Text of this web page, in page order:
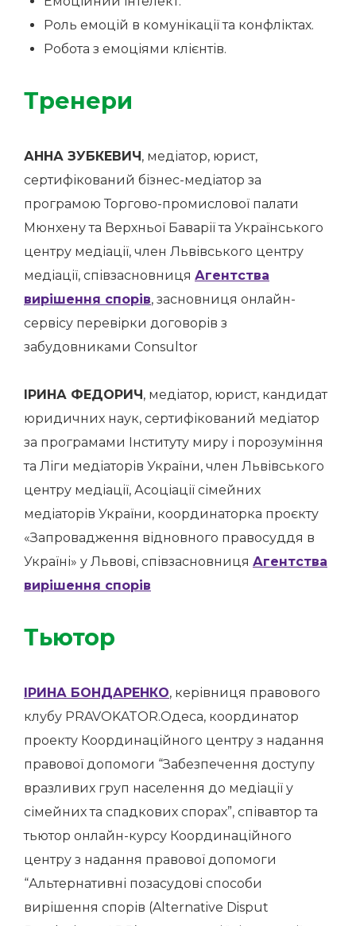
Роль емоцій в комунікації та конфліктах.
Робота з емоціями клієнтів.
Тренери
АННА ЗУБКЕВИЧ, медіатор, юрист,
сертифікований бізнес-медіатор за
програмою Торгово-промислової палати
Мюнхену та Верхньої Баварії та Українського
центру медіації, член Львівського центру
медіації, співзасновниця Агентства
вирішення спорів, засновниця онлайн-
сервісу перевірки договорів з
забудовниками Consultor
ІРИНА ФЕДОРИЧ, медіатор, юрист, кандидат
юридичних наук, сертифікований медіатор
за програмами Інституту миру і порозуміння
та Ліги медіаторів України, член Львівського
центру медіації, Асоціації сімейних
медіаторів України, координаторка проєкту
«Запровадження відновного правосуддя в
Україні» у Львові, співзасновниця Агентства
вирішення спорів
Тьютор
ІРИНА БОНДАРЕНКО, керівниця правового
клубу PRAVOKATOR.Одеса, координатор
проекту Координаційного центру з надання
правової допомоги “Забезпечення доступу
вразливих груп населення до медіації у
сімейних та спадкових спорах”, співавтор та
тьютор онлайн-курсу Координаційного
центру з надання правової допомоги
“Альтернативні позасудові способи
вирішення спорів (Alternative Disput